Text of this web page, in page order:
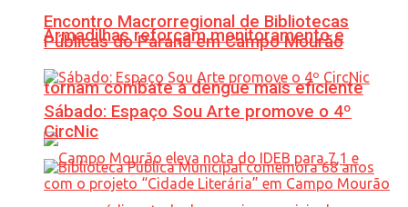
Armadilhas reforçam monitoramento e
tornam combate à dengue mais eficiente
Encontro Macrorregional de Bibliotecas
Públicas do Paraná em Campo Mourão
Sábado: Espaço Sou Arte promove o 4º
CircNic